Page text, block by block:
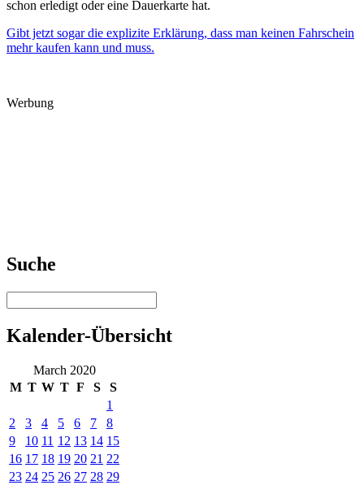
schon erledigt oder eine Dauerkarte hat.
Gibt jetzt sogar die explizite Erklärung, dass man keinen Fahrschein
mehr kaufen kann und muss.
Werbung
Suche
Kalender-Übersicht
March 2020
M T W T F S
S
1
2
3 4 5 6 7
8
9
10 11 12 13 14 15
16 17 18 19 20 21 22
23 24 25 26 27 28 29